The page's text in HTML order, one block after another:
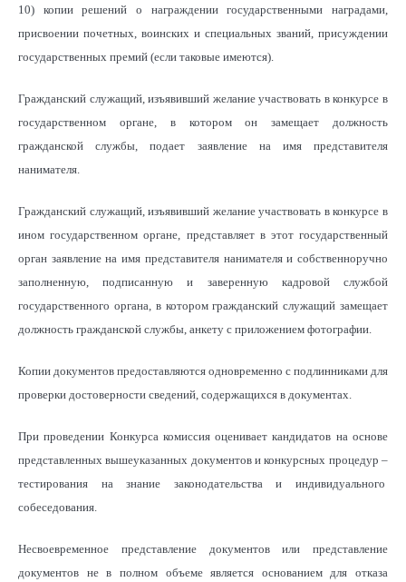
10) копии решений о награждении государственными наградами,
присвоении почетных, воинских и специальных званий, присуждении
государственных премий (если таковые имеются).
Гражданский служащий, изъявивший желание участвовать в конкурсе в
государственном органе, в котором он замещает должность
гражданской службы, подает заявление на имя представителя
нанимателя.
Гражданский служащий, изъявивший желание участвовать в конкурсе в
ином государственном органе, представляет в этот государственный
орган заявление на имя представителя нанимателя и собственноручно
заполненную, подписанную и заверенную кадровой службой
государственного органа, в котором гражданский служащий замещает
должность гражданской службы, анкету с приложением фотографии.
Копии документов предоставляются одновременно с подлинниками для
проверки достоверности сведений, содержащихся в документах.
При проведении Конкурса комиссия оценивает кандидатов на основе
представленных вышеуказанных документов и конкурсных процедур –
тестирования на знание законодательства и индивидуального
собеседования.
Несвоевременное представление документов или представление
документов не в полном объеме является основанием для отказа